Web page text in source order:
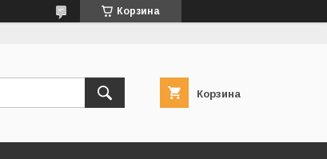
Корзина
Корзина